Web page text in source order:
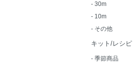
- 30m
- 10m
- その他
キット/レシピ
- 季節商品